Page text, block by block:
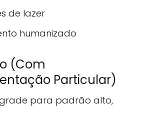
de lazer
humanizado
(Com
Particular)
para padrão alto,